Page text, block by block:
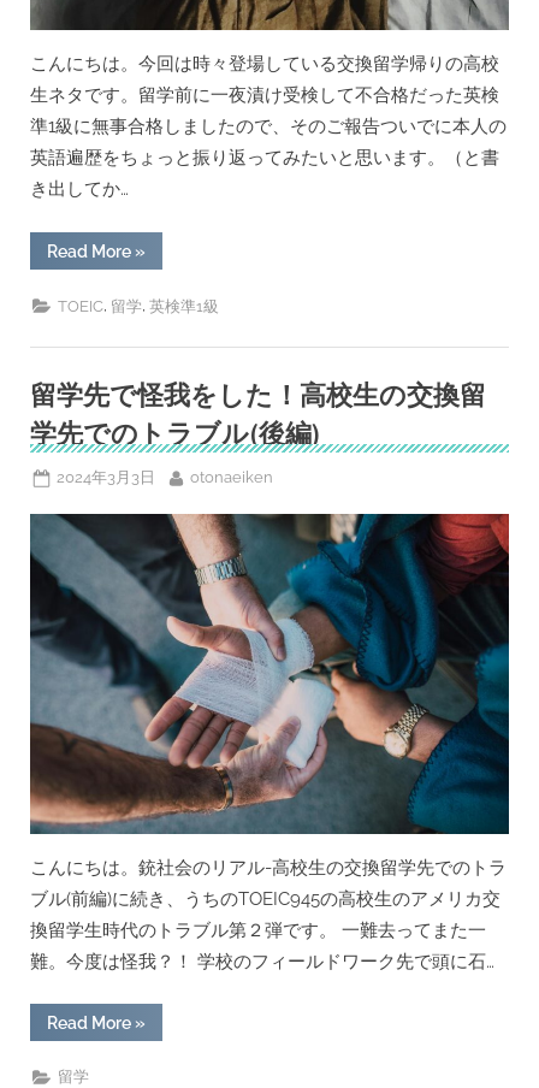
こんにちは。今回は時々登場している交換留学帰りの高校
生ネタです。留学前に一夜漬け受検して不合格だった英検
準1級に無事合格しましたので、そのご報告ついでに本人の
英語遍歴をちょっと振り返ってみたいと思います。（と書
き出してか…
Read More“「交
換
学
帰
で
の
高
生
の
英
語
に
影
響
か
ほ
あ
っ
た
の
か”
»
TOEIC, 留学, 英検準1級
留学先で怪我をした！高校生の交換留
学先でのトラブル(後編)
Posted
2024年3月3日 By
otonaeiken
こんにちは。銃社会のリアル-高校生の交換留学先でのトラ
ブル(前編)に続き、うちのTOEIC945の高校生のアメリカ交
換留学生時代のトラブル第２弾です。 一難去ってまた一
難。今度は怪我？！ 学校のフィールドワーク先で頭に石…
Read More“留
学
»
留学